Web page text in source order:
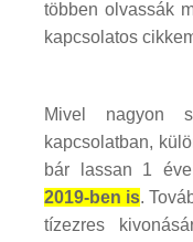
többen olvassák
kapcsolatos
Mivel nagyon
kapcsolatban,
bár lassan 1
2019-ben is.
tízezres